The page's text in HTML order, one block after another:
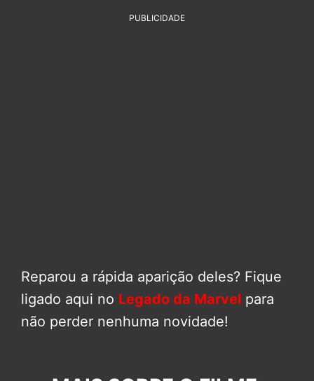
PUBLICIDADE
Reparou a rápida aparição deles? Fique
ligado aqui no Legado da Marvel para
não perder nenhuma novidade!